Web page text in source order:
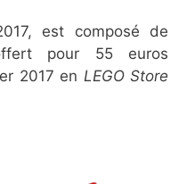
est composé de
pour 55 euros
2017 en LEGO Store